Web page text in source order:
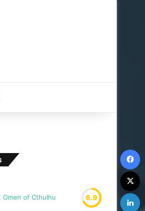
Omen of Cthulhu 6.9